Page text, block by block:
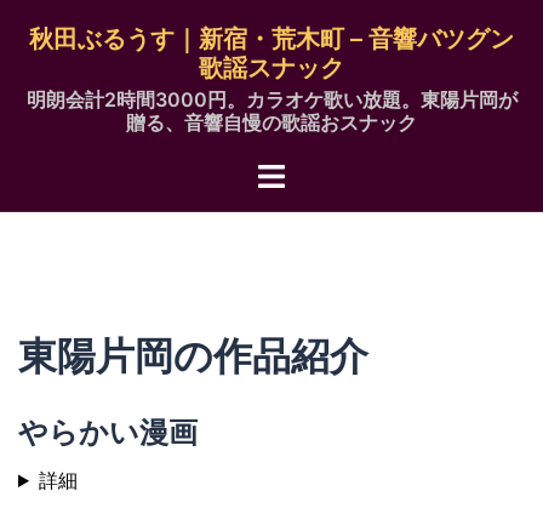
秋田ぶるうす｜新宿・荒木町 – 音響バツグン
歌謡スナック
明朗会計2時間3000円。カラオケ歌い放題。東陽片岡が
贈る、音響自慢の歌謡おスナック
ト
ー
東陽片岡の作品紹介
やらかい漫画
詳細